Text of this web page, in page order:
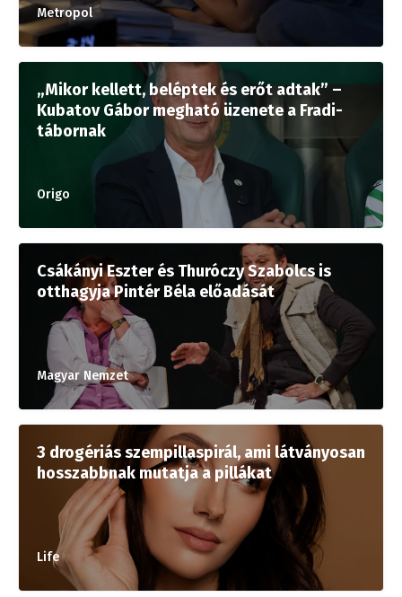
Metropol
„Mikor kellett, beléptek és erőt adtak” –
Kubatov Gábor megható üzenete a Fradi-
tábornak
Origo
Csákányi Eszter és Thuróczy Szabolcs is
otthagyja Pintér Béla előadását
Magyar Nemzet
3 drogériás szempillaspirál, ami látványosan
hosszabbnak mutatja a pillákat
Life